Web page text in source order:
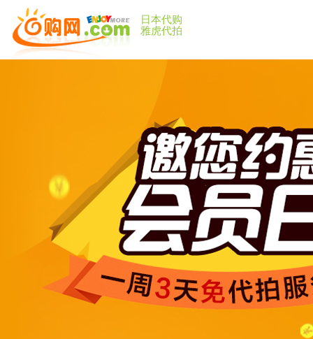
日本代购
雅虎代拍